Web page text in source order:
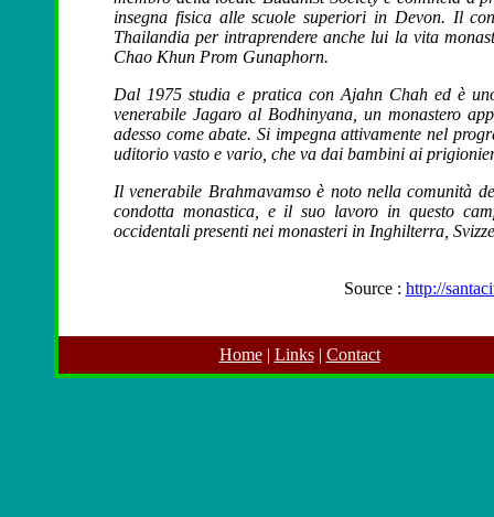
insegna fisica alle scuole superiori in Devon. Il
Thailandia per intraprendere anche lui la vita
Chao Khun Prom Gunaphorn.
Dal 1975 studia e pratica con Ajahn Chah ed è
venerabile Jagaro al Bodhinyana, un monastero
adesso come abate. Si impegna attivamente nel
uditorio vasto e vario, che va dai bambini ai
Il venerabile Brahmavamso è noto nella comunità
condotta monastica, e il suo lavoro in questo
occidentali presenti nei monasteri in Inghilterra,
Source : http://
Home| Links| Contact